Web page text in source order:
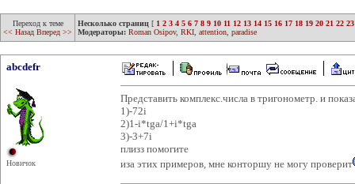
Переход к теме
<< Назад Вперед >>
Несколько страниц [ 1 2 3 4 5 6 7 8 9 10 11 12 13 14 15 16 17 18 19 20 21 22 23
Модераторы: Roman Osipov, RKI attention paradise
abcdefr
Новичок
Представить комплекс.числа в тригонометр. и
1)-72i
2)1-i*tga/1+i*tga
3)-3+7i
плизз помогите
иза этих примеров, мне конторшу не могу проверит